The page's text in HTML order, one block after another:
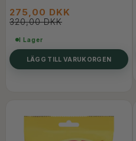
275,00 DKK
320,00 DKK
I Lager
LÄGG TILL VARUKORGEN